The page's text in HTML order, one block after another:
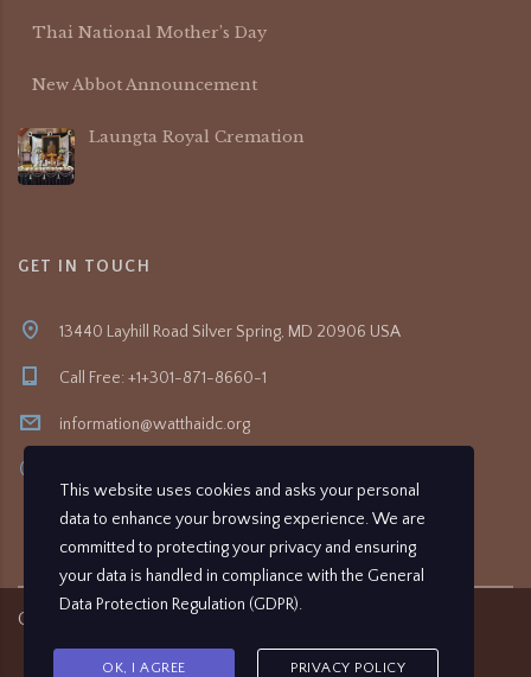
Thai National Mother’s Day
New Abbot Announcement
Laungta Royal Cremation
GET IN TOUCH
13440 Layhill Road Silver Spring, MD 20906 USA
Call Free: +1+301-871-8660-1
information@watthaidc.org
Copyright © Wat Thai Washington D.C.
This website uses cookies and asks your personal
data to enhance your browsing experience. We are
committed to protecting your privacy and ensuring
your data is handled in compliance with the General
Data Protection Regulation (GDPR).
OK, I AGREE PRIVACY POLICY